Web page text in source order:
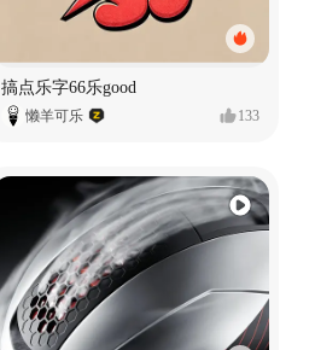
搞点乐字66乐good
懒羊可乐 133